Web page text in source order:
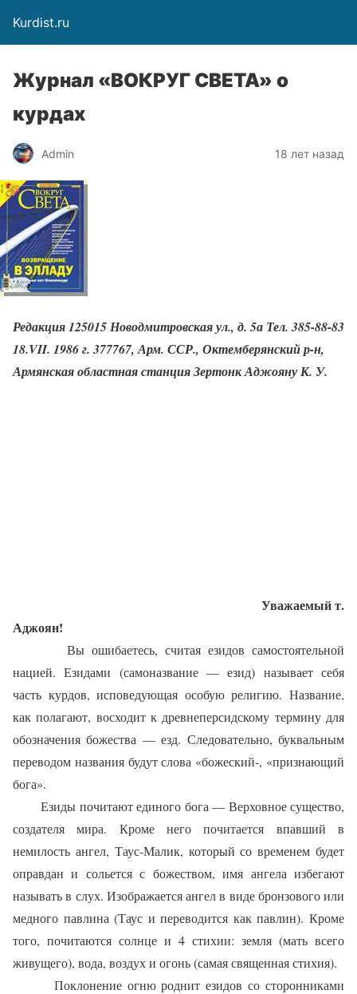
Kurdist.ru
Журнал «ВОКРУГ СВЕТА» о
курдах
Admin 18 лет назад
Редакция 125015 Новодмитровская ул., д. 5а Тел. 385-88-83
18.VII. 1986 г. 377767, Арм. ССР., Октемберянский р-н,
Армянская областная станция Зертонк Аджояну К. У.
Уважаемый т.
Аджоян!
Вы ошибаетесь, считая езидов самостоятельной
нацией. Езидами (самоназвание — езид) называет себя
часть курдов, исповедующая особую религию. Название,
как полагают, восходит к древнеперсидскому термину для
обозначения божества — езд. Следовательно, буквальным
переводом названия будут слова «божеский-, «признающий
бога».
Езиды почитают единого бога — Верховное существо,
создателя мира. Кроме него почитается впавший в
немилость ангел, Таус-Малик, который со временем будет
оправдан и сольется с божеством, имя ангела избегают
называть в слух. Изображается ангел в виде бронзового или
медного павлина (Таус и переводится как павлин). Кроме
того, почитаются солнце и 4 стихии: земля (мать всего
живущего), вода, воздух и огонь (самая священная стихия).
Поклонение огню роднит езидов со сторонниками